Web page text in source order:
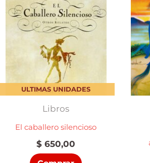
ULTIMAS UNIDADES
Libros
El caballero silencioso
$ 650,00